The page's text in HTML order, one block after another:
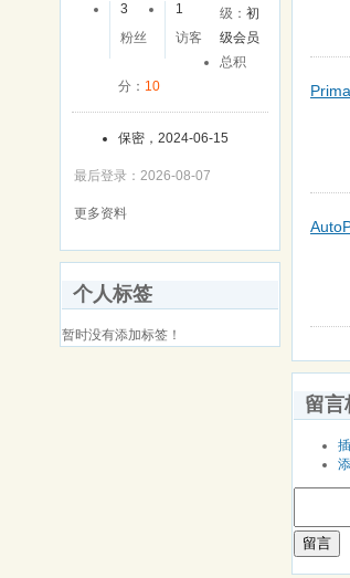
3
粉丝
1
访客
级：初
级会员
总积
分： 10
保密，2024-06-15
最后登录：2026-08-07
更多资料
个人标签
暂时没有添加标签！
留言
留言